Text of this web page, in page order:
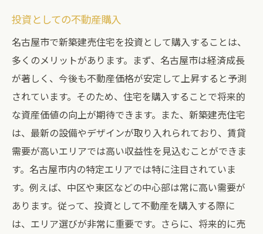
投資としての不動産購入
名古屋市で新築建売住宅を投資として購入することは、
多くのメリットがあります。まず、名古屋市は経済成長
が著しく、今後も不動産価格が安定して上昇すると予測
されています。そのため、住宅を購入することで将来的
な資産価値の向上が期待できます。また、新築建売住宅
は、最新の設備やデザインが取り入れられており、賃貸
需要が高いエリアでは高い収益性を見込むことができま
す。名古屋市内の特定エリアでは特に注目されていま
す。例えば、中区や東区などの中心部は常に高い需要が
あります。従って、投資として不動産を購入する際に
は、エリア選びが非常に重要です。さらに、将来的に売